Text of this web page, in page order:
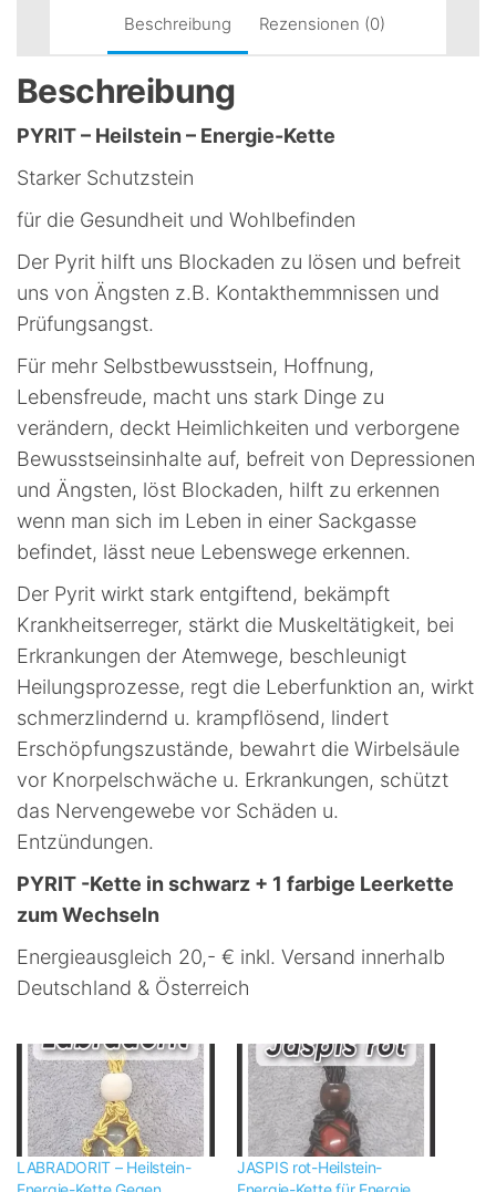
Gesundheit
und
Wohlbefinden
Beschreibung Rezensionen (0)
Beschreibung
PYRIT – Heilstein – Energie-Kette
Starker Schutzstein
für die Gesundheit und Wohlbefinden
Der Pyrit hilft uns Blockaden zu lösen und befreit
uns von Ängsten z.B. Kontakthemmnissen und
Prüfungsangst.
Für mehr Selbstbewusstsein, Hoffnung,
Lebensfreude, macht uns stark Dinge zu
verändern, deckt Heimlichkeiten und verborgene
Bewusstseinsinhalte auf, befreit von Depressionen
und Ängsten, löst Blockaden, hilft zu erkennen
wenn man sich im Leben in einer Sackgasse
befindet, lässt neue Lebenswege erkennen.
Der Pyrit wirkt stark entgiftend, bekämpft
Krankheitserreger, stärkt die Muskeltätigkeit, bei
Erkrankungen der Atemwege, beschleunigt
Heilungsprozesse, regt die Leberfunktion an, wirkt
schmerzlindernd u. krampflösend, lindert
Erschöpfungszustände, bewahrt die Wirbelsäule
vor Knorpelschwäche u. Erkrankungen, schützt
das Nervengewebe vor Schäden u.
Entzündungen.
PYRIT -Kette in schwarz + 1 farbige Leerkette
zum Wechseln
Energieausgleich 20,- € inkl. Versand innerhalb
Deutschland & Österreich
LABRADORIT – Heilstein-
JASPIS rot-Heilstein-